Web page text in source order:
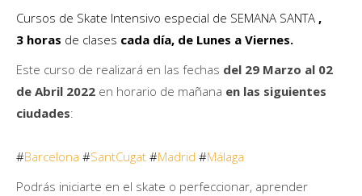
Cursos de Skate Intensivo especial de SEMANA SANTA ,
3 horas de clases cada día, de Lunes a Viernes.
Este curso de realizará en las fechas del 29 Marzo al 02
de Abril 2022 en horario de mañana en las siguientes
ciudades:
#Barcelona #SantCugat #Madrid #Málaga
Podrás iniciarte en el skate o perfeccionar, aprender